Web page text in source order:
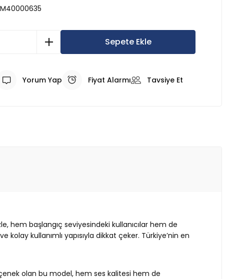
Sepete Ekle
Yorum Yap Fiyat Alarmı Tavsiye Et
hem başlangıç seviyesindeki kullanıcılar hem de
kullanımlı yapısıyla dikkat çeker. Türkiye’nin en
olan bu model, hem ses kalitesi hem de